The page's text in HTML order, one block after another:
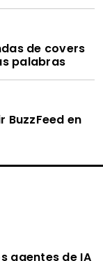
de covers
palabras
BuzzFeed en
agentes de IA